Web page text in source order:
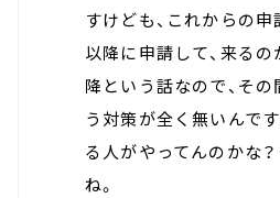
すけども、これからの申
以降に申請して、来る
降という話なので、そ
う対策が全く無いんで
る人がやってんのかな
ね。